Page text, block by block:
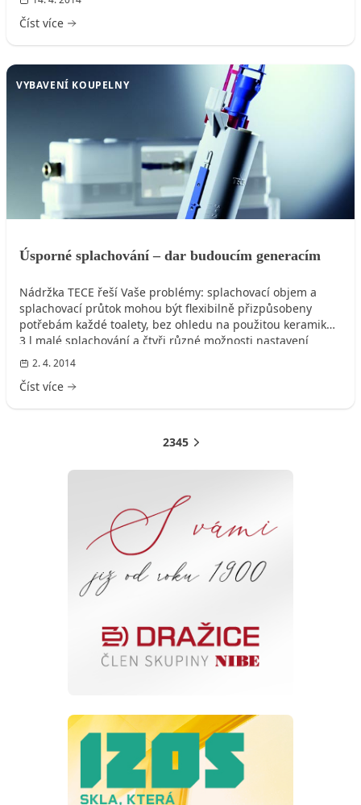
době neplatí, protože je sklo se svými vlastnostmi zárukou
vysoké funkčnosti a vyrábí se taková skla, na kterých se
Číst více
VYBAVENÍ KOUPELNY
Úsporné splachování – dar budoucím generacím
Nádržka TECE řeší Vaše problémy: splachovací objem a
splachovací průtok mohou být flexibilně přizpůsobeny
potřebám každé toalety, bez ohledu na použitou keramiku.
3 l malé splachování a čtyři různé možnosti nastavení
velkého splachování včetně 4.5 l úsporného. Splachovací
ventil TECE byl oceněn cenou DesignPlus za své pozitivní
vlastnosti s ohledem na udržitelnost.
2. 4. 2014
Číst více
2345Další